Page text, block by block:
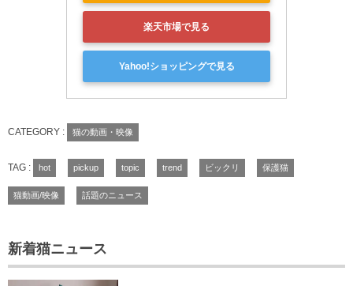
楽天市場で見る
Yahoo!ショッピングで見る
CATEGORY : 猫の動画・映像
TAG : hot pickup topic trend ビックリ 保護猫
猫動画/映像 話題のニュース
新着猫ニュース